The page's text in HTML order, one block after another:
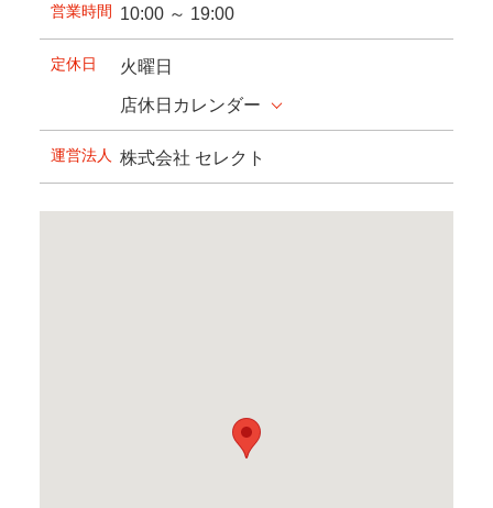
営業時間 10:00 ～ 19:00
定休日 火曜日
店休日カレンダー
運営法人 株式会社 セレクト